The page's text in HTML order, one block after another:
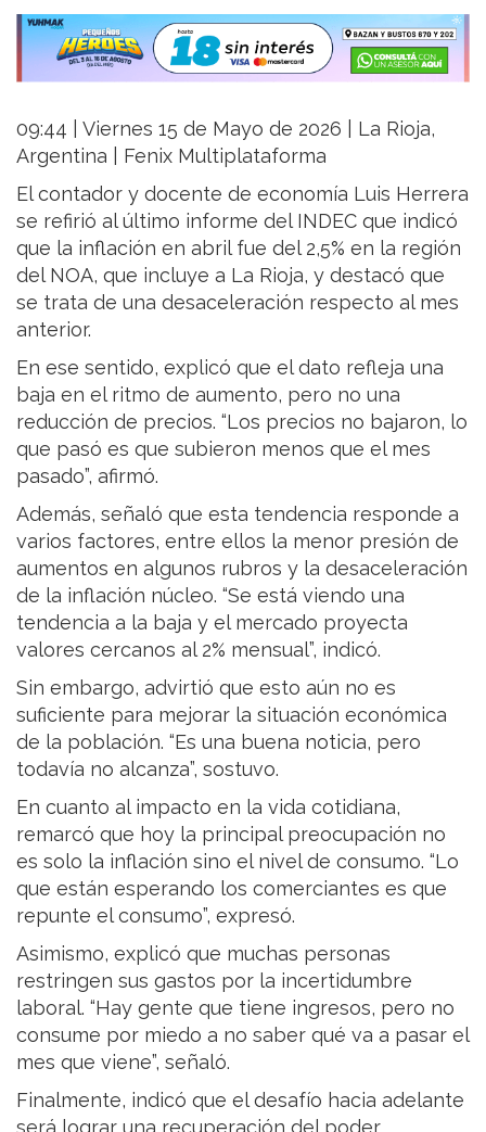
09:44 | Viernes 15 de Mayo de 2026 | La Rioja,
Argentina | Fenix Multiplataforma
El contador y docente de economía Luis Herrera
se refirió al último informe del INDEC que indicó
que la inflación en abril fue del 2,5% en la región
del NOA, que incluye a La Rioja, y destacó que
se trata de una desaceleración respecto al mes
anterior.
En ese sentido, explicó que el dato refleja una
baja en el ritmo de aumento, pero no una
reducción de precios. “Los precios no bajaron, lo
que pasó es que subieron menos que el mes
pasado”, afirmó.
Además, señaló que esta tendencia responde a
varios factores, entre ellos la menor presión de
aumentos en algunos rubros y la desaceleración
de la inflación núcleo. “Se está viendo una
tendencia a la baja y el mercado proyecta
valores cercanos al 2% mensual”, indicó.
Sin embargo, advirtió que esto aún no es
suficiente para mejorar la situación económica
de la población. “Es una buena noticia, pero
todavía no alcanza”, sostuvo.
En cuanto al impacto en la vida cotidiana,
remarcó que hoy la principal preocupación no
es solo la inflación sino el nivel de consumo. “Lo
que están esperando los comerciantes es que
repunte el consumo”, expresó.
Asimismo, explicó que muchas personas
restringen sus gastos por la incertidumbre
laboral. “Hay gente que tiene ingresos, pero no
consume por miedo a no saber qué va a pasar el
mes que viene”, señaló.
Finalmente, indicó que el desafío hacia adelante
será lograr una recuperación del poder